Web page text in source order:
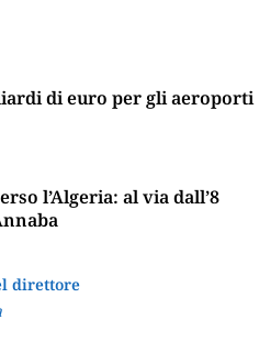
di euro per gli aeroporti
l’Algeria: al via dall’8
direttore